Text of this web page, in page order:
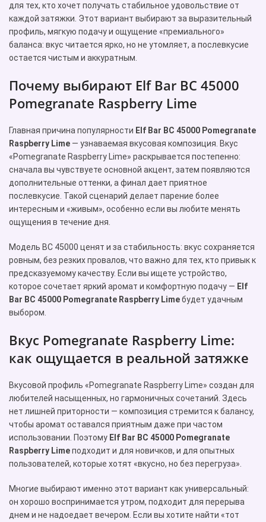
для тех, кто хочет получать стабильное удовольствие от
каждой затяжки. Этот вариант выбирают за выразительный
профиль, мягкую подачу и ощущение «премиального»
баланса: вкус читается ярко, но не утомляет, а послевкусие
остается чистым и аккуратным.
Почему выбирают Elf Bar BC 45000
Pomegranate Raspberry Lime
Главная причина популярности Elf Bar BC 45000 Pomegranate
Raspberry Lime — узнаваемая вкусовая композиция. Вкус
«Pomegranate Raspberry Lime» раскрывается постепенно:
сначала вы чувствуете основной акцент, затем появляются
дополнительные оттенки, а финал дает приятное
послевкусие. Такой сценарий делает парение более
интересным и «живым», особенно если вы любите менять
ощущения в течение дня.
Модель BC 45000 ценят и за стабильность: вкус сохраняется
ровным, без резких провалов, что важно для тех, кто привык к
предсказуемому качеству. Если вы ищете устройство,
которое сочетает яркий аромат и комфортную подачу — Elf
Bar BC 45000 Pomegranate Raspberry Limeбудет удачным
выбором.
Вкус Pomegranate Raspberry Lime:
как ощущается в реальной затяжке
Вкусовой профиль «Pomegranate Raspberry Lime» создан для
любителей насыщенных, но гармоничных сочетаний. Здесь
нет лишней приторности — композиция стремится к балансу,
чтобы аромат оставался приятным даже при частом
использовании. Поэтому Elf Bar BC 45000 Pomegranate
Raspberry Limeподходит и для новичков, и для опытных
пользователей, которые хотят «вкусно, но без перегруза».
Многие выбирают именно этот вариант как универсальный:
он хорошо воспринимается утром, подходит для перерыва
днем и не надоедает вечером. Если вы хотите найти «тот